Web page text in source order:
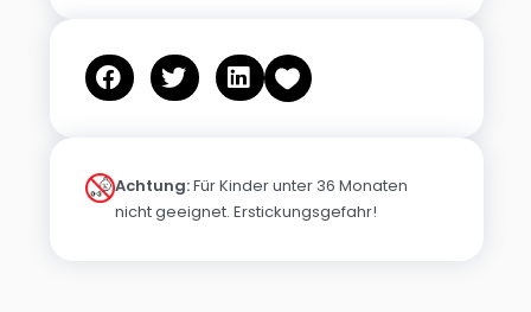
Achtung:Für Kinder unter 36 Monaten
nicht geeignet. Erstickungsgefahr!